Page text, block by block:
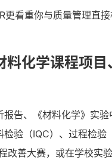
看重你与质量管理直接
化学课程项目
告、《材料化学》实验
验（IQC）、过程检验
善大赛，或在学校实